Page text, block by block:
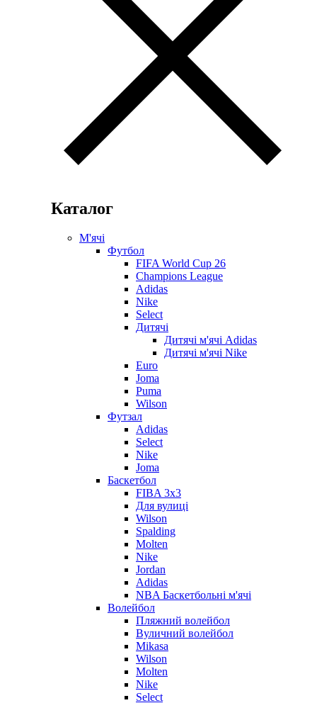
Каталог
М'ячі
Футбол
FIFA World Cup 26
Champions League
Adidas
Nike
Select
Дитячі
Дитячі м'ячі Adidas
Дитячі м'ячі Nike
Euro
Joma
Puma
Wilson
Футзал
Adidas
Select
Nike
Joma
Баскетбол
FIBA 3x3
Для вулиці
Wilson
Spalding
Molten
Nike
Jordan
Adidas
NBA Баскетбольні м'ячі
Волейбол
Пляжний волейбол
Вуличний волейбол
Mikasa
Wilson
Molten
Nike
Select